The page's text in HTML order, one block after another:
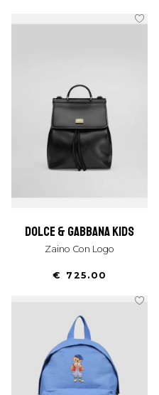
dolce & gabbana kids
Zaino Con Logo
€ 725.00